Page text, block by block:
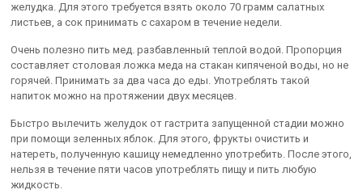
желудка. Для этого требуется взять около 70 грамм салатных
листьев, а сок принимать с сахаром в течение недели.
Очень полезно пить мед. разбавленный теплой водой. Пропорция
составляет столовая ложка меда на стакан кипяченой воды, но не
горячей. Принимать за два часа до еды. Употреблять такой
напиток можно на протяжении двух месяцев.
Быстро вылечить желудок от гастрита запущенной стадии можно
при помощи зеленных яблок. Для этого, фрукты очистить и
натереть, полученную кашицу немедленно употребить. После этого,
нельзя в течение пяти часов употреблять пищу и пить любую
жидкость.